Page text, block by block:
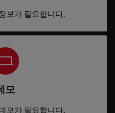
보가 필요합니다.
모
모가 필요합니다.